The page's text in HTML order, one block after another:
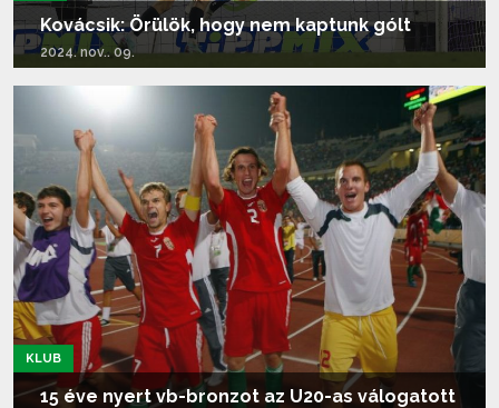
Kovácsik: Örülök, hogy nem kaptunk gólt
2024. nov.. 09.
Tovább olvasom...
KLUB
15 éve nyert vb-bronzot az U20-as válogatott